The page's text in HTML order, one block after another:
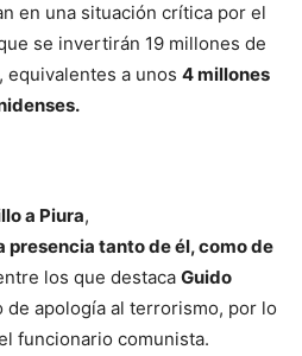
en una situación crítica por el
se invertirán 19 millones de
equivalentes a unos 4 millones
a Piura,
presencia tanto de él, como de
los que destaca Guido
de apología al terrorismo, por lo
funcionario comunista.